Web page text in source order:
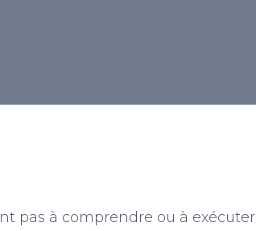
pas à comprendre ou à exécuter